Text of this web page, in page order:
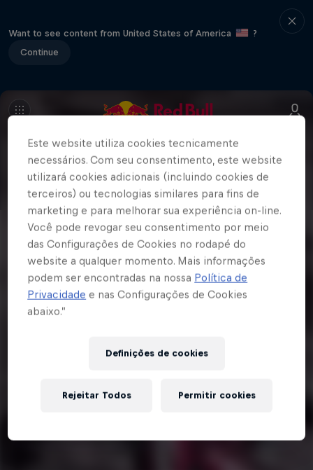
Want to see content from United States of America
?
Continue
Este website utiliza cookies tecnicamente
necessários. Com seu consentimento, este website
utilizará cookies adicionais (incluindo cookies de
terceiros) ou tecnologias similares para fins de
marketing e para melhorar sua experiência on-line.
Você pode revogar seu consentimento por meio
das Configurações de Cookies no rodapé do
website a qualquer momento. Mais informações
podem ser encontradas na nossa Política de
Privacidade e nas Configurações de Cookies
abaixo.”
Definições de cookies
Rejeitar Todos Permitir cookies